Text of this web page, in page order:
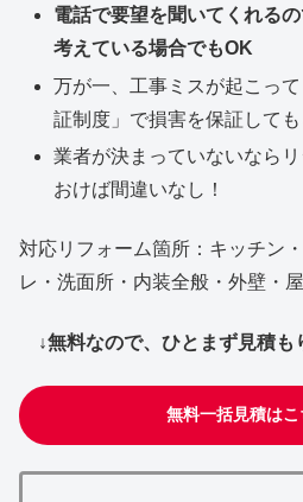
電話で要望を聞いてくれる
考えている場合でもOK
万が一、工事ミスが起こっ
証制度」で損害を保証しても
業者が決まっていないなら
おけば間違いなし！
対応リフォーム箇所：キッチン
レ・洗面所・内装全般・外壁・
↓無料なので、ひとまず見積も
無料一括見積はこ